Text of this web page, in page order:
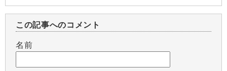
この記事へのコメント
名前